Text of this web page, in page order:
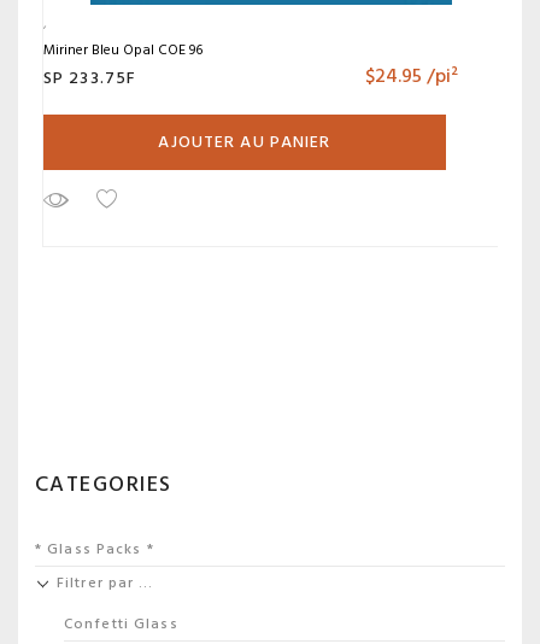
Miriner Bleu Opal COE 96
SP 233.75F $24.95/pi²
AJOUTER AU PANIER
CATEGORIES
* Glass Packs *
Filtrer par …
Confetti Glass